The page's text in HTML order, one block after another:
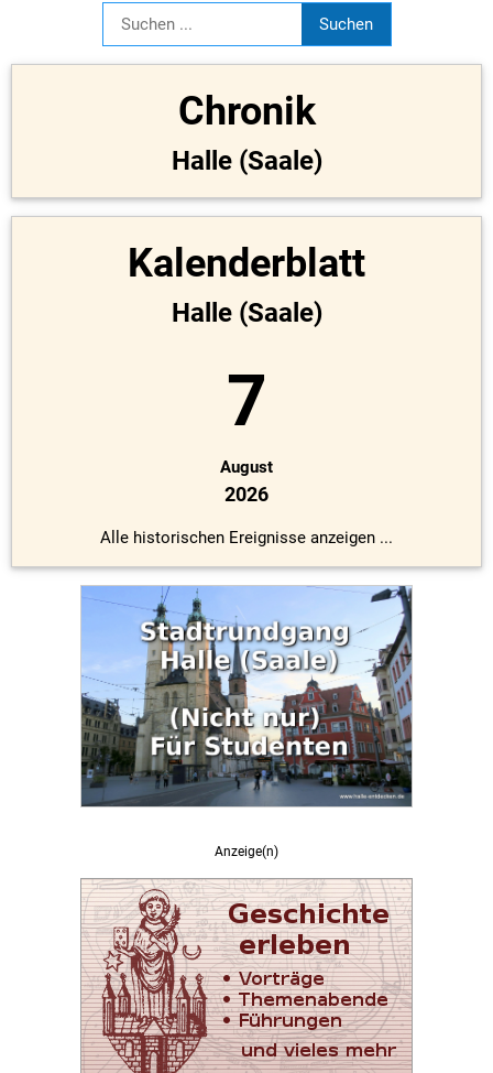
Chronik
Halle (Saale)
Kalenderblatt
Halle (Saale)
7
August
2026
Alle historischen Ereignisse anzeigen ...
Anzeige(n)